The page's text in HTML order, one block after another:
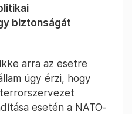
biztonságát
arra az esetre
úgy érzi, hogy
esetén a NATO-